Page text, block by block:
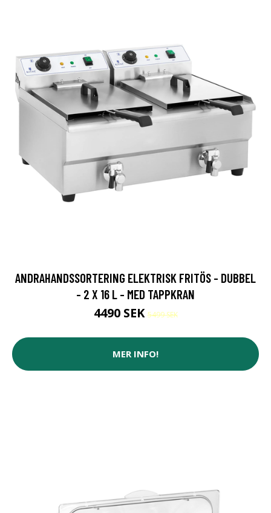
ANDRAHANDSSORTERING ELEKTRISK FRITÖS - DUBBEL
- 2 X 16 L - MED TAPPKRAN
4490 SEK5499 SEK
MER INFO!